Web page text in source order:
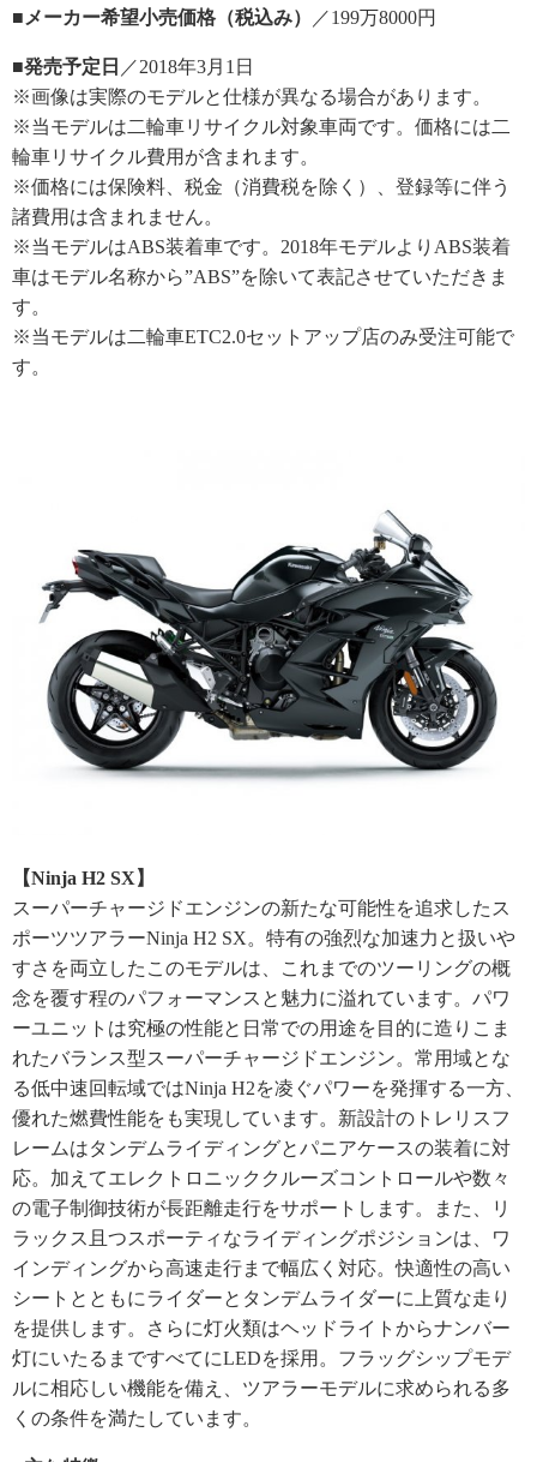
■メーカー希望小売価格（税込み）
／199万8000円
■発売予定日 ／2018年3月1日
※画像は実際のモデルと仕様が異なる場合があります。
※当モデルは二輪車リサイクル対象車両です。価格には二
輪車リサイクル費用が含まれます。
※価格には保険料、税金（消費税を除く）、登録等に伴う
諸費用は含まれません。
※当モデルはABS装着車です。2018年モデルよりABS装着
車はモデル名称から”ABS”を除いて表記させていただきま
す。
※当モデルは二輪車ETC2.0セットアップ店のみ受注可能で
す。
【Ninja H2 SX】
スーパーチャージドエンジンの新たな可能性を追求したス
ポーツツアラーNinja H2 SX。特有の強烈な加速力と扱いや
すさを両立したこのモデルは、これまでのツーリングの概
念を覆す程のパフォーマンスと魅力に溢れています。パワ
ーユニットは究極の性能と日常での用途を目的に造りこま
れたバランス型スーパーチャージドエンジン。常用域とな
る低中速回転域ではNinja H2を凌ぐパワーを発揮する一方、
優れた燃費性能をも実現しています。新設計のトレリスフ
レームはタンデムライディングとパニアケースの装着に対
応。加えてエレクトロニッククルーズコントロールや数々
の電子制御技術が長距離走行をサポートします。また、リ
ラックス且つスポーティなライディングポジションは、ワ
インディングから高速走行まで幅広く対応。快適性の高い
シートとともにライダーとタンデムライダーに上質な走り
を提供します。さらに灯火類はヘッドライトからナンバー
灯にいたるまですべてにLEDを採用。フラッグシップモデ
ルに相応しい機能を備え、ツアラーモデルに求められる多
くの条件を満たしています。